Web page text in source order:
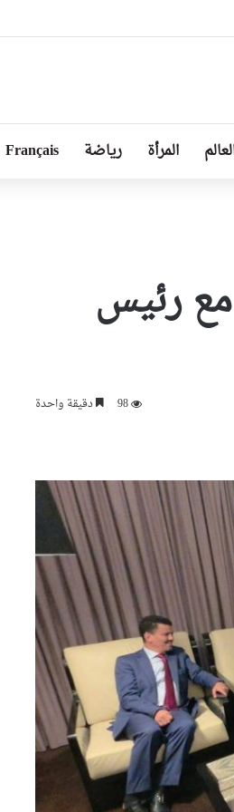
بعنابة
المرأة رياضة Français
رئيس
98 دقيقة واحدة
عطاف يحل بجمهورية